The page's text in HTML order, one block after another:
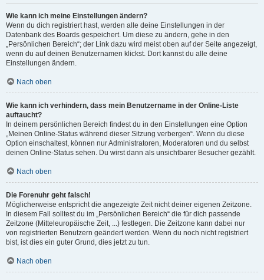
Wie kann ich meine Einstellungen ändern?
Wenn du dich registriert hast, werden alle deine Einstellungen in der
Datenbank des Boards gespeichert. Um diese zu ändern, gehe in den
„Persönlichen Bereich“; der Link dazu wird meist oben auf der Seite angezeigt,
wenn du auf deinen Benutzernamen klickst. Dort kannst du alle deine
Einstellungen ändern.
Nach oben
Wie kann ich verhindern, dass mein Benutzername in der Online-Liste
auftaucht?
In deinem persönlichen Bereich findest du in den Einstellungen eine Option
„Meinen Online-Status während dieser Sitzung verbergen“. Wenn du diese
Option einschaltest, können nur Administratoren, Moderatoren und du selbst
deinen Online-Status sehen. Du wirst dann als unsichtbarer Besucher gezählt.
Nach oben
Die Forenuhr geht falsch!
Möglicherweise entspricht die angezeigte Zeit nicht deiner eigenen Zeitzone.
In diesem Fall solltest du im „Persönlichen Bereich“ die für dich passende
Zeitzone (Mitteleuropäische Zeit, ...) festlegen. Die Zeitzone kann dabei nur
von registrierten Benutzern geändert werden. Wenn du noch nicht registriert
bist, ist dies ein guter Grund, dies jetzt zu tun.
Nach oben